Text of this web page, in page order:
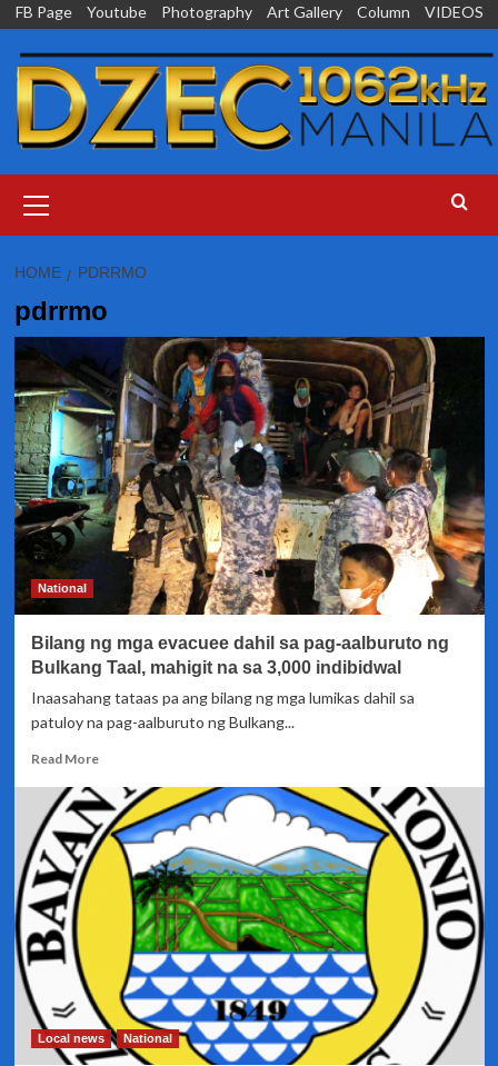
Skip
content
FB Page Youtube Photography Art Gallery Column VIDEOS
Menu
HOME PDRRMO
pdrrmo
National
Bilang ng mga evacuee dahil sa pag-aalburuto ng
Bulkang Taal, mahigit na sa 3,000 indibidwal
Inaasahang tataas pa ang bilang ng mga lumikas dahil sa
patuloy na pag-aalburuto ng Bulkang...
Read MoreRead
about
Bilang
ng
evacuee
aalburuto
Bulkang
Taal,
mahigit
Local news National